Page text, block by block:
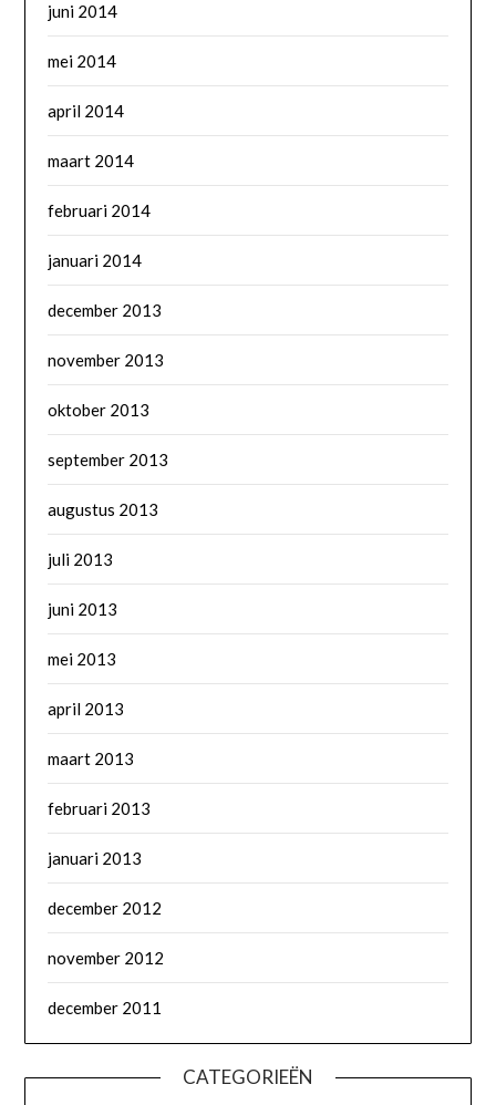
juni 2014
mei 2014
april 2014
maart 2014
februari 2014
januari 2014
december 2013
november 2013
oktober 2013
september 2013
augustus 2013
juli 2013
juni 2013
mei 2013
april 2013
maart 2013
februari 2013
januari 2013
december 2012
november 2012
december 2011
CATEGORIEËN